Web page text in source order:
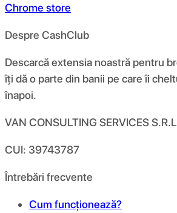
Chrome store
Despre CashClub
Descarcă extensia noastră pentru
îți dă o parte din banii pe care îi
înapoi.
VAN CONSULTING SERVICES
CUI: 39743787
Întrebări frecvente
Cum funcționează?